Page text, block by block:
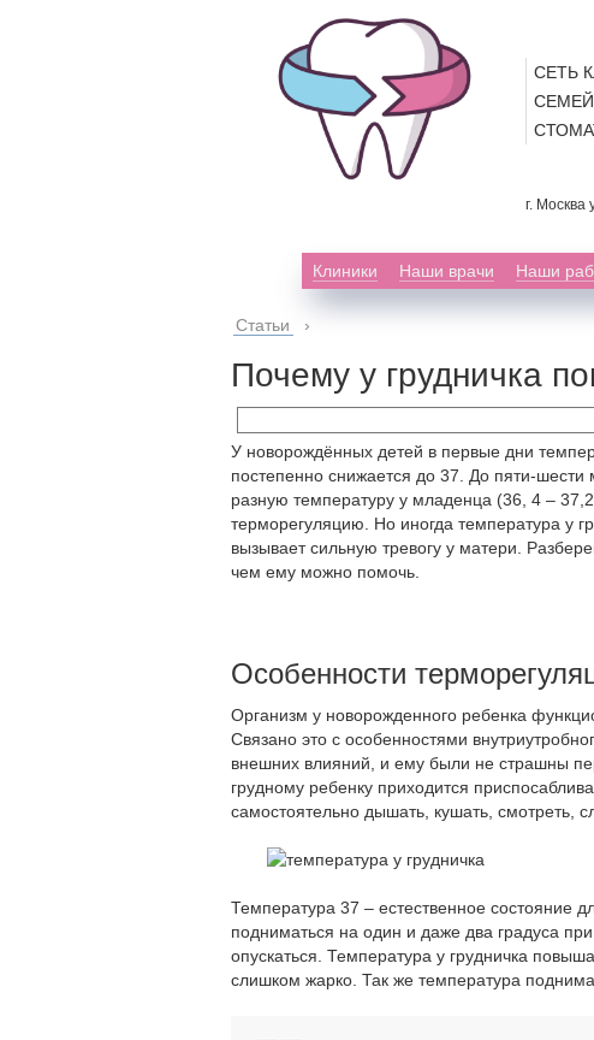
СЕТЬ
г.
Клиники Наши врачи Наши
Статьи ›
Почему у грудничка
У новорождённых детей в первые дни
постепенно снижается до 37. До пяти-шести
разную температуру у младенца (36, 4 –
терморегуляцию. Но иногда температура у
вызывает сильную тревогу у матери.
чем ему можно помочь.
Особенности
Организм у новорожденного ребенка
Связано это с особенностями
внешних влияний, и ему были не страшны
грудному ребенку приходится
самостоятельно дышать, кушать, смотреть,
Температура 37 – естественное состояние
подниматься на один и даже два градуса
опускаться. Температура у грудничка
слишком жарко. Так же температура